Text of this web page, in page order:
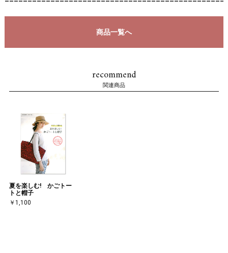
商品一覧へ
recommend
関連商品
夏を楽しむ! かごトー
トと帽子
￥1,100